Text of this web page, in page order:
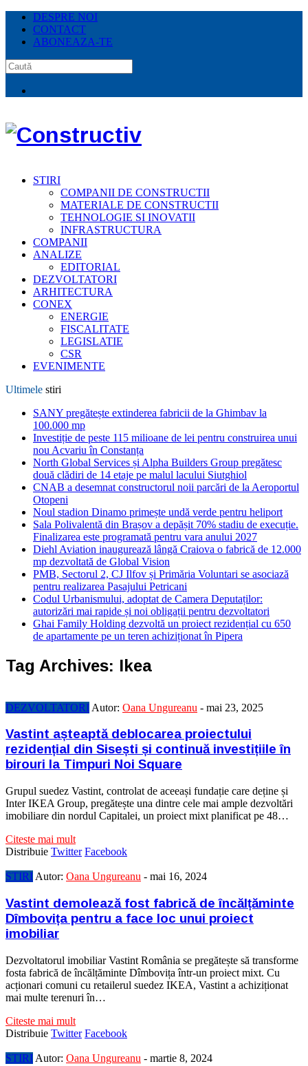
DESPRE NOI
CONTACT
ABONEAZA-TE
STIRI
COMPANII DE CONSTRUCTII
MATERIALE DE CONSTRUCTII
TEHNOLOGIE SI INOVATII
INFRASTRUCTURA
COMPANII
ANALIZE
EDITORIAL
DEZVOLTATORI
ARHITECTURA
CONEX
ENERGIE
FISCALITATE
LEGISLATIE
CSR
EVENIMENTE
Ultimele stiri
SANY pregătește extinderea fabricii de la Ghimbav la
100.000 mp
Investiție de peste 115 milioane de lei pentru construirea unui
nou Acvariu în Constanța
North Global Services și Alpha Builders Group pregătesc
două clădiri de 14 etaje pe malul lacului Siutghiol
CNAB a desemnat constructorul noii parcări de la Aeroportul
Otopeni
Noul stadion Dinamo primește undă verde pentru heliport
Sala Polivalentă din Brașov a depășit 70% stadiu de execuție.
Finalizarea este programată pentru vara anului 2027
Diehl Aviation inaugurează lângă Craiova o fabrică de 12.000
mp dezvoltată de Global Vision
PMB, Sectorul 2, CJ Ilfov și Primăria Voluntari se asociază
pentru realizarea Pasajului Petricani
Codul Urbanismului, adoptat de Camera Deputaților:
autorizări mai rapide și noi obligații pentru dezvoltatori
Ghai Family Holding dezvoltă un proiect rezidențial cu 650
de apartamente pe un teren achiziționat în Pipera
Tag Archives: Ikea
DEZVOLTATORI Autor: Oana Ungureanu - mai 23, 2025
Vastint așteaptă deblocarea proiectului
rezidențial din Sisești și continuă investițiile în
birouri la Timpuri Noi Square
Grupul suedez Vastint, controlat de aceeași fundație care deține și
Inter IKEA Group, pregătește una dintre cele mai ample dezvoltări
imobiliare din nordul Capitalei, un proiect mixt planificat pe 48…
Citeste mai mult
Distribuie Twitter Facebook
STIRI Autor: Oana Ungureanu - mai 16, 2024
Vastint demolează fost fabrică de încălțăminte
Dîmbovița pentru a face loc unui proiect
imobiliar
Dezvoltatorul imobiliar Vastint România se pregătește să transforme
fosta fabrică de încălțăminte Dîmbovița într-un proiect mixt. Cu
acționari comuni cu retailerul suedez IKEA, Vastint a achiziționat
mai multe terenuri în…
Citeste mai mult
Distribuie Twitter Facebook
STIRI Autor: Oana Ungureanu - martie 8, 2024